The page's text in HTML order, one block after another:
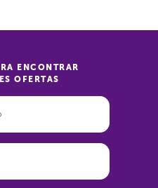
ENCONTRAR
OFERTAS